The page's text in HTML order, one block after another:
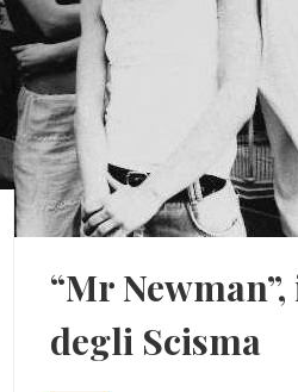
“Mr
degli Scisma